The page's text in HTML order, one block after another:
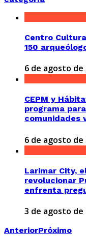
Centro
150
6 de agosto de
CEPM y
programa
comunidades
6 de agosto de
Larimar City,
revolucionar
enfrenta
3 de agosto de
AnteriorPróximo